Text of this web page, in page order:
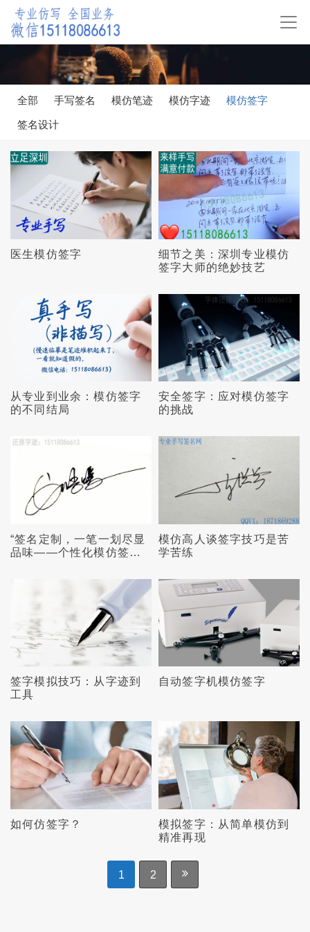
全部 手写签名 模仿笔迹 模仿字迹 模仿签字
签名设计
医生模仿签字
细节之美：深圳专业模仿
签字大师的绝妙技艺
从专业到业余：模仿签字
的不同结局
安全签字：应对模仿签字
的挑战
“签名定制，一笔一划尽显
品味——个性化模仿签字
模仿高人谈签字技巧是苦
学苦练
签字模拟技巧：从字迹到
工具
自动签字机模仿签字
如何仿签字？
模拟签字：从简单模仿到
精准再现
1 2